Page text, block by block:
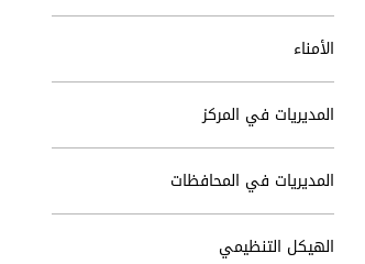
الأمناء
المديريات في المركز
المديريات في المحافظات
الهيكل التنظيمي